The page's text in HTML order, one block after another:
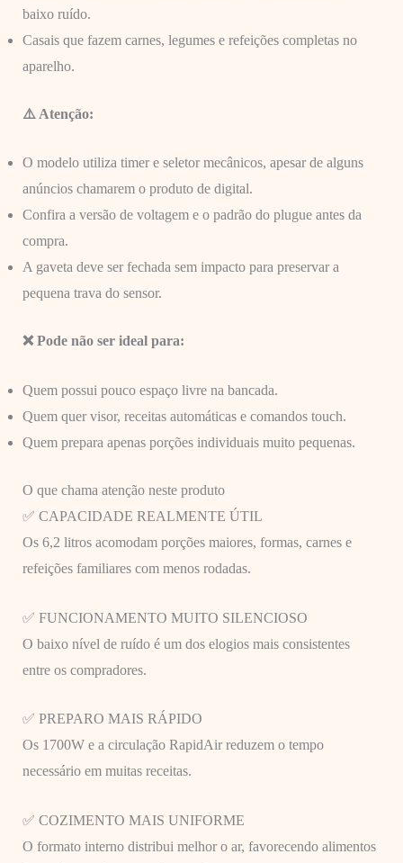
baixo ruído.
Casais que fazem carnes, legumes e refeições completas no
aparelho.
⚠️ Atenção:
O modelo utiliza timer e seletor mecânicos, apesar de alguns
anúncios chamarem o produto de digital.
Confira a versão de voltagem e o padrão do plugue antes da
compra.
A gaveta deve ser fechada sem impacto para preservar a
pequena trava do sensor.
❌ Pode não ser ideal para:
Quem possui pouco espaço livre na bancada.
Quem quer visor, receitas automáticas e comandos touch.
Quem prepara apenas porções individuais muito pequenas.
O que chama atenção neste produto
✅ CAPACIDADE REALMENTE ÚTIL
Os 6,2 litros acomodam porções maiores, formas, carnes e
refeições familiares com menos rodadas.
✅ FUNCIONAMENTO MUITO SILENCIOSO
O baixo nível de ruído é um dos elogios mais consistentes
entre os compradores.
✅ PREPARO MAIS RÁPIDO
Os 1700W e a circulação RapidAir reduzem o tempo
necessário em muitas receitas.
✅ COZIMENTO MAIS UNIFORME
O formato interno distribui melhor o ar, favorecendo alimentos